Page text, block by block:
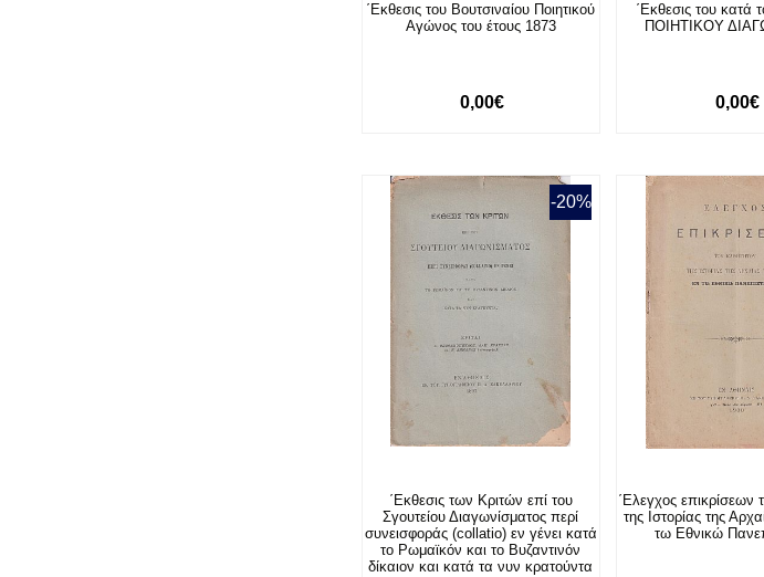
΄Εκθεσις του Βουτσιναίου Ποιητικού
Αγώνος του έτους 1873
0,00€
΄Εκθεσις του κατά
ΠΟΙΗΤΙΚΟΥ
0,00€
-20%
΄Εκθεσις των Κριτών επί του
Σγουτείου Διαγωνίσματος περί
συνεισφοράς (collatio) εν γένει κατά
το Ρωμαϊκόν και το Βυζαντινόν
δίκαιον και κατά τα νυν κρατούντα
΄Ελεγχος επικρίσεων
της Ιστορίας της
τω Εθνικώ